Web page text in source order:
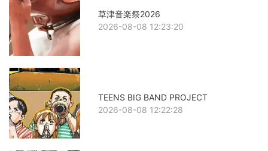
草津音楽祭2026
2026-08-08 12:23:20
TEENS BIG BAND PROJECT
2026-08-08 12:22:28